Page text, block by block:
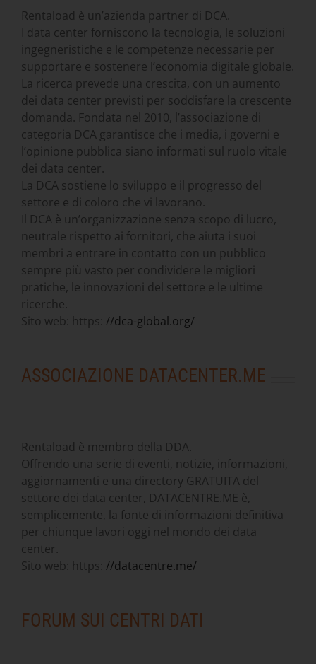
Rentaload è un’azienda partner di DCA.
I data center forniscono la tecnologia, le soluzioni
ingegneristiche e le competenze necessarie per
supportare e sostenere l’economia digitale globale.
La ricerca prevede una crescita, con un aumento
dei data center previsti per soddisfare la crescente
domanda. Fondata nel 2010, l’associazione di
categoria DCA garantisce che i media, i governi e
l’opinione pubblica siano informati sul ruolo vitale
dei data center.
La DCA sostiene lo sviluppo e il progresso del
settore e di coloro che vi lavorano.
Il DCA è un’organizzazione senza scopo di lucro,
neutrale rispetto ai fornitori, che aiuta i suoi
membri a entrare in contatto con un pubblico
sempre più vasto per condividere le migliori
pratiche, le innovazioni del settore e le ultime
ricerche.
Sito web: https: //dca-global.org/
ASSOCIAZIONE DATACENTER.ME
Rentaload è membro della DDA.
Offrendo una serie di eventi, notizie, informazioni,
aggiornamenti e una directory GRATUITA del
settore dei data center, DATACENTRE.ME è,
semplicemente, la fonte di informazioni definitiva
per chiunque lavori oggi nel mondo dei data
center.
Sito web: https: //datacentre.me/
FORUM SUI CENTRI DATI